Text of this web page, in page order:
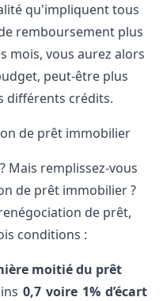
qu'impliquent tous
remboursement plus
mois, vous aurez alors
peut-être plus
différents crédits.
de prêt immobilier
Mais remplissez-vous
de prêt immobilier ?
de prêt,
conditions :
moitié du prêt
0,7 voire 1% d’écart